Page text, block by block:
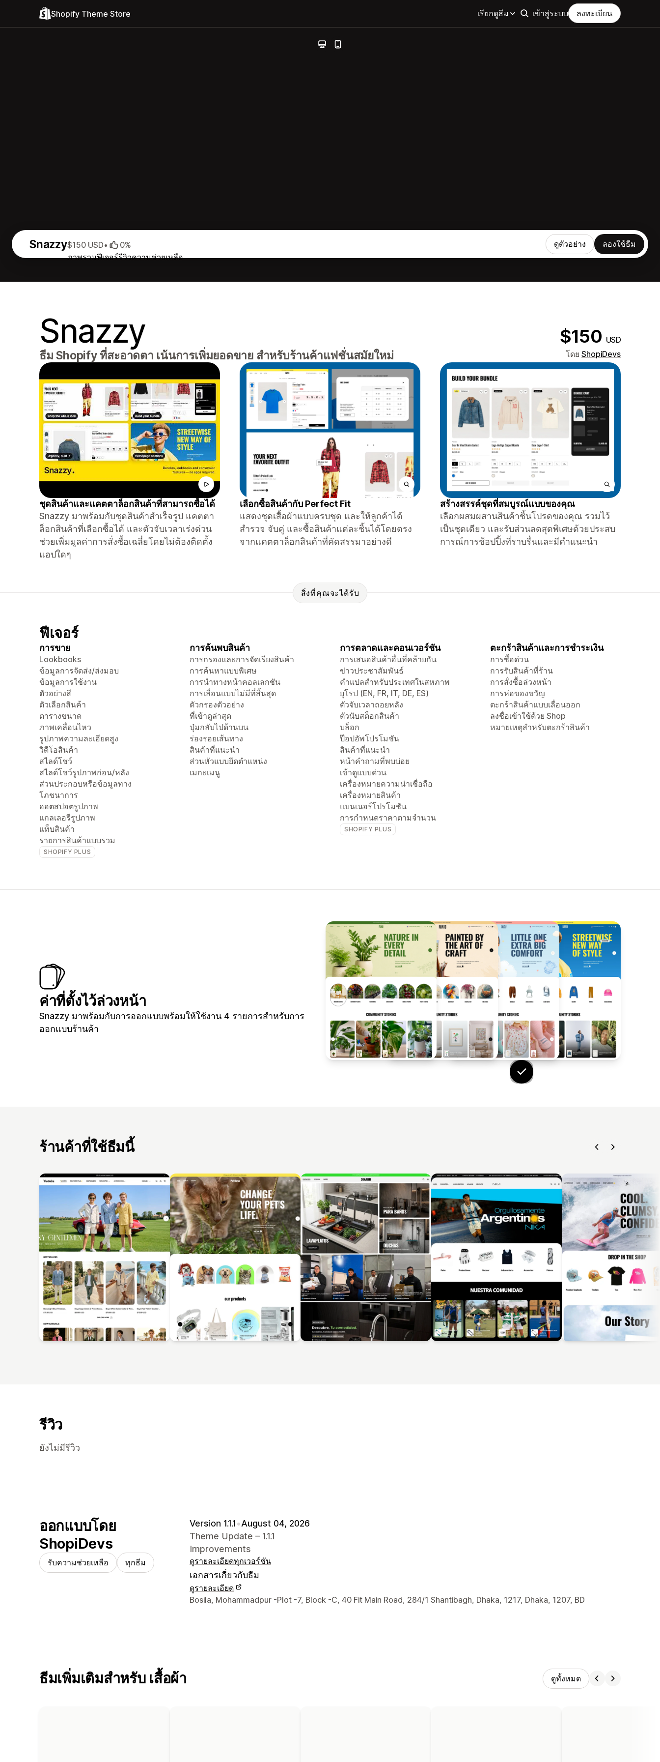
Shopify Theme Store เรียกดูธีม เข้าสู่ระบบ ลงทะเบียน
Snazzy
ภาพรวมฟีเจอร์รีวิวความช่วยเหลือ
$150 USD• 0% ดูตัวอย่าง ลองใช้ธีม
Snazzy $150 USD
ธีม Shopify ที่สะอาดตา เน้นการเพิ่มยอดขาย สำหรับร้านค้าแฟชั่นสมัยใหม่ โดย ShopiDevs
ชุดสินค้าและแคตตาล็อกสินค้าที่สามารถซื้อได้
Snazzy มาพร้อมกับชุดสินค้าสำเร็จรูป แคตตา
ล็อกสินค้าที่เลือกซื้อได้ และตัวจับเวลาเร่งด่วน
ช่วยเพิ่มมูลค่าการสั่งซื้อเฉลี่ยโดยไม่ต้องติดตั้ง
แอปใดๆ
เลือกซื้อสินค้ากับ Perfect Fit
แสดงชุดเสื้อผ้าแบบครบชุด และให้ลูกค้าได้
สำรวจ จับคู่ และซื้อสินค้าแต่ละชิ้นได้โดยตรง
จากแคตตาล็อกสินค้าที่คัดสรรมาอย่างดี
สร้างสรรค์ชุดที่สมบูรณ์แบบของคุณ
เลือกผสมผสานสินค้าชิ้นโปรดของคุณ รวมไว้
เป็นชุดเดียว และรับส่วนลดสุดพิเศษด้วยประสบ
การณ์การช้อปปิ้งที่ราบรื่นและมีคำแนะนำ
สิ่งที่คุณจะได้รับ
ฟีเจอร์
การขาย
Lookbooks
ข้อมูลการจัดส่ง/ส่งมอบ
ข้อมูลการใช้งาน
ตัวอย่างสี
ตัวเลือกสินค้า
ตารางขนาด
ภาพเคลื่อนไหว
รูปภาพความละเอียดสูง
วิดีโอสินค้า
สไลด์โชว์
สไลด์โชว์รูปภาพก่อน/หลัง
ส่วนประกอบหรือข้อมูลทาง
โภชนาการ
ฮอตสปอตรูปภาพ
แกลเลอรีรูปภาพ
แท็บสินค้า
รายการสินค้าแบบรวม
SHOPIFY PLUS
การค้นพบสินค้า
การกรองและการจัดเรียงสินค้า
การค้นหาแบบพิเศษ
การนำทางหน้าคอลเลกชัน
การเลื่อนแบบไม่มีที่สิ้นสุด
ตัวกรองตัวอย่าง
ที่เข้าดูล่าสุด
ปุ่มกลับไปด้านบน
ร่องรอยเส้นทาง
สินค้าที่แนะนำ
ส่วนหัวแบบยึดตำแหน่ง
เมกะเมนู
การตลาดและคอนเวอร์ชัน
การเสนอสินค้าอื่นที่คล้ายกัน
ข่าวประชาสัมพันธ์
คำแปลสำหรับประเทศในสหภาพ
ยุโรป (EN, FR, IT, DE, ES)
ตัวจับเวลาถอยหลัง
ตัวนับสต็อกสินค้า
บล็อก
ป๊อปอัพโปรโมชัน
สินค้าที่แนะนำ
หน้าคำถามที่พบบ่อย
เข้าดูแบบด่วน
เครื่องหมายความน่าเชื่อถือ
เครื่องหมายสินค้า
แบนเนอร์โปรโมชัน
การกำหนดราคาตามจำนวน
SHOPIFY PLUS
ตะกร้าสินค้าและการชำระเงิน
การซื้อด่วน
การรับสินค้าที่ร้าน
การสั่งซื้อล่วงหน้า
การห่อของขวัญ
ตะกร้าสินค้าแบบเลื่อนออก
ลงชื่อเข้าใช้ด้วย Shop
หมายเหตุสำหรับตะกร้าสินค้า
ค่าที่ตั้งไว้ล่วงหน้า
Snazzy มาพร้อมกับการออกแบบพร้อมให้ใช้งาน 4 รายการสำหรับการ
ออกแบบร้านค้า
ร้านค้าที่ใช้ธีมนี้
รีวิว
ยังไม่มีรีวิว
ออกแบบโดย
ShopiDevs
รับความช่วยเหลือ ทุกธีม
Version 1.1.1•August 04, 2026
Theme Update – 1.1.1
Improvements
ดูรายละเอียดทุกเวอร์ชัน
เอกสารเกี่ยวกับธีม
ดูรายละเอียด
รายละเอียดการติดต่อผู้ออกแบบ
Bosila, Mohammadpur -Plot -7, Block -C, 40 Fit Main Road, 284/1 Shantibagh, Dhaka, 1217, Dhaka, 1207, BD
ธีมเพิ่มเติมสำหรับ เสื้อผ้า ดูทั้งหมด